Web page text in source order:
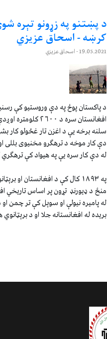
د پښتنو په زړونو تېره
کرښه - اسحاق عزيزي
19.05.2021- اسحاق عزيزي
د پاکستان پوځ په دې وروستیو کې
سلنه برخه یې د اغزن تار غځولو کار
دې کار موخه د ترهګرو مخنیوی بللی
له دې کار سره یې په هیواد کې
په ۱۸۹۳ کال کې د افغانستان او
منځ د ډیورنډ تړون پر اساس تاریخي
له پامیره نیولې او سوېل کې تر چمن
بریده له افغانستانه جلا او د